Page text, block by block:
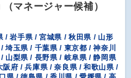
マネージャー候補）
/ 岩手県 / 宮城県 / 秋田県 / 山形
玉県 / 千葉県 / 東京都 / 神奈川
山梨県 / 長野県 / 岐阜県 / 静岡県
府 / 兵庫県 / 奈良県 / 和歌山県 /